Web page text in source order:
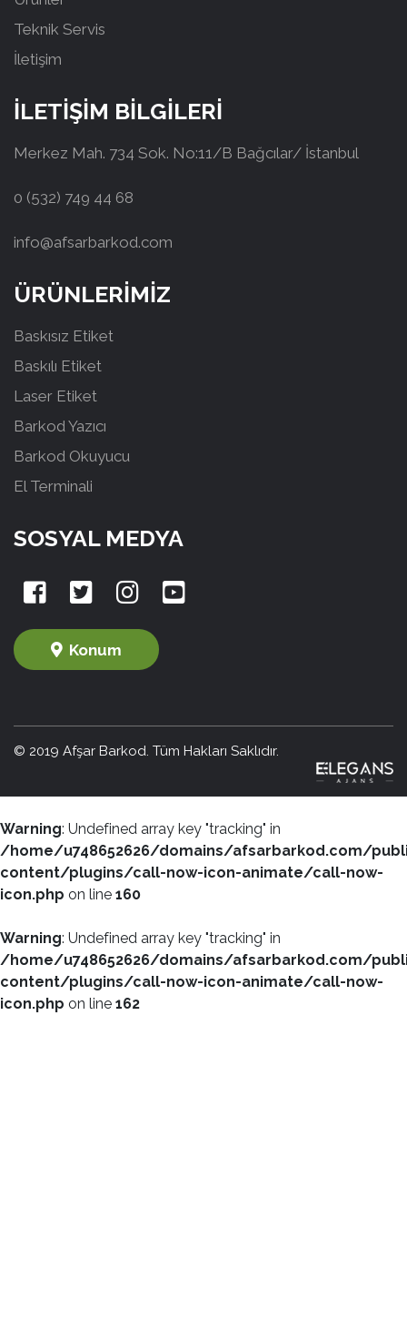
Teknik Servis
İletişim
İLETİŞİM BİLGİLERİ
Merkez Mah. 734 Sok. No:11/B Bağcılar/ İstanbul
0 (532) 749 44 68
info@afsarbarkod.com
ÜRÜNLERİMİZ
Baskısız Etiket
Baskılı Etiket
Laser Etiket
Barkod Yazıcı
Barkod Okuyucu
El Terminali
SOSYAL MEDYA
Konum
© 2019 Afşar Barkod. Tüm Hakları Saklıdır.
Warning: Undefined array key "tracking" in
/home/u748652626/domains/afsarbarkod.com/
content/plugins/call-now-icon-animate/call-now-
icon.php on line 160
Warning: Undefined array key "tracking" in
/home/u748652626/domains/afsarbarkod.com/
content/plugins/call-now-icon-animate/call-now-
icon.php on line 162